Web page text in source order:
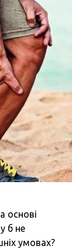
основі
б не
умовах?